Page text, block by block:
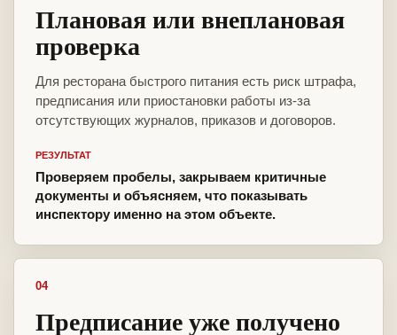
Плановая или внеплановая
проверка
Для ресторана быстрого питания есть риск штрафа,
предписания или приостановки работы из-за
отсутствующих журналов, приказов и договоров.
РЕЗУЛЬТАТ
Проверяем пробелы, закрываем критичные
документы и объясняем, что показывать
инспектору именно на этом объекте.
04
Предписание уже получено